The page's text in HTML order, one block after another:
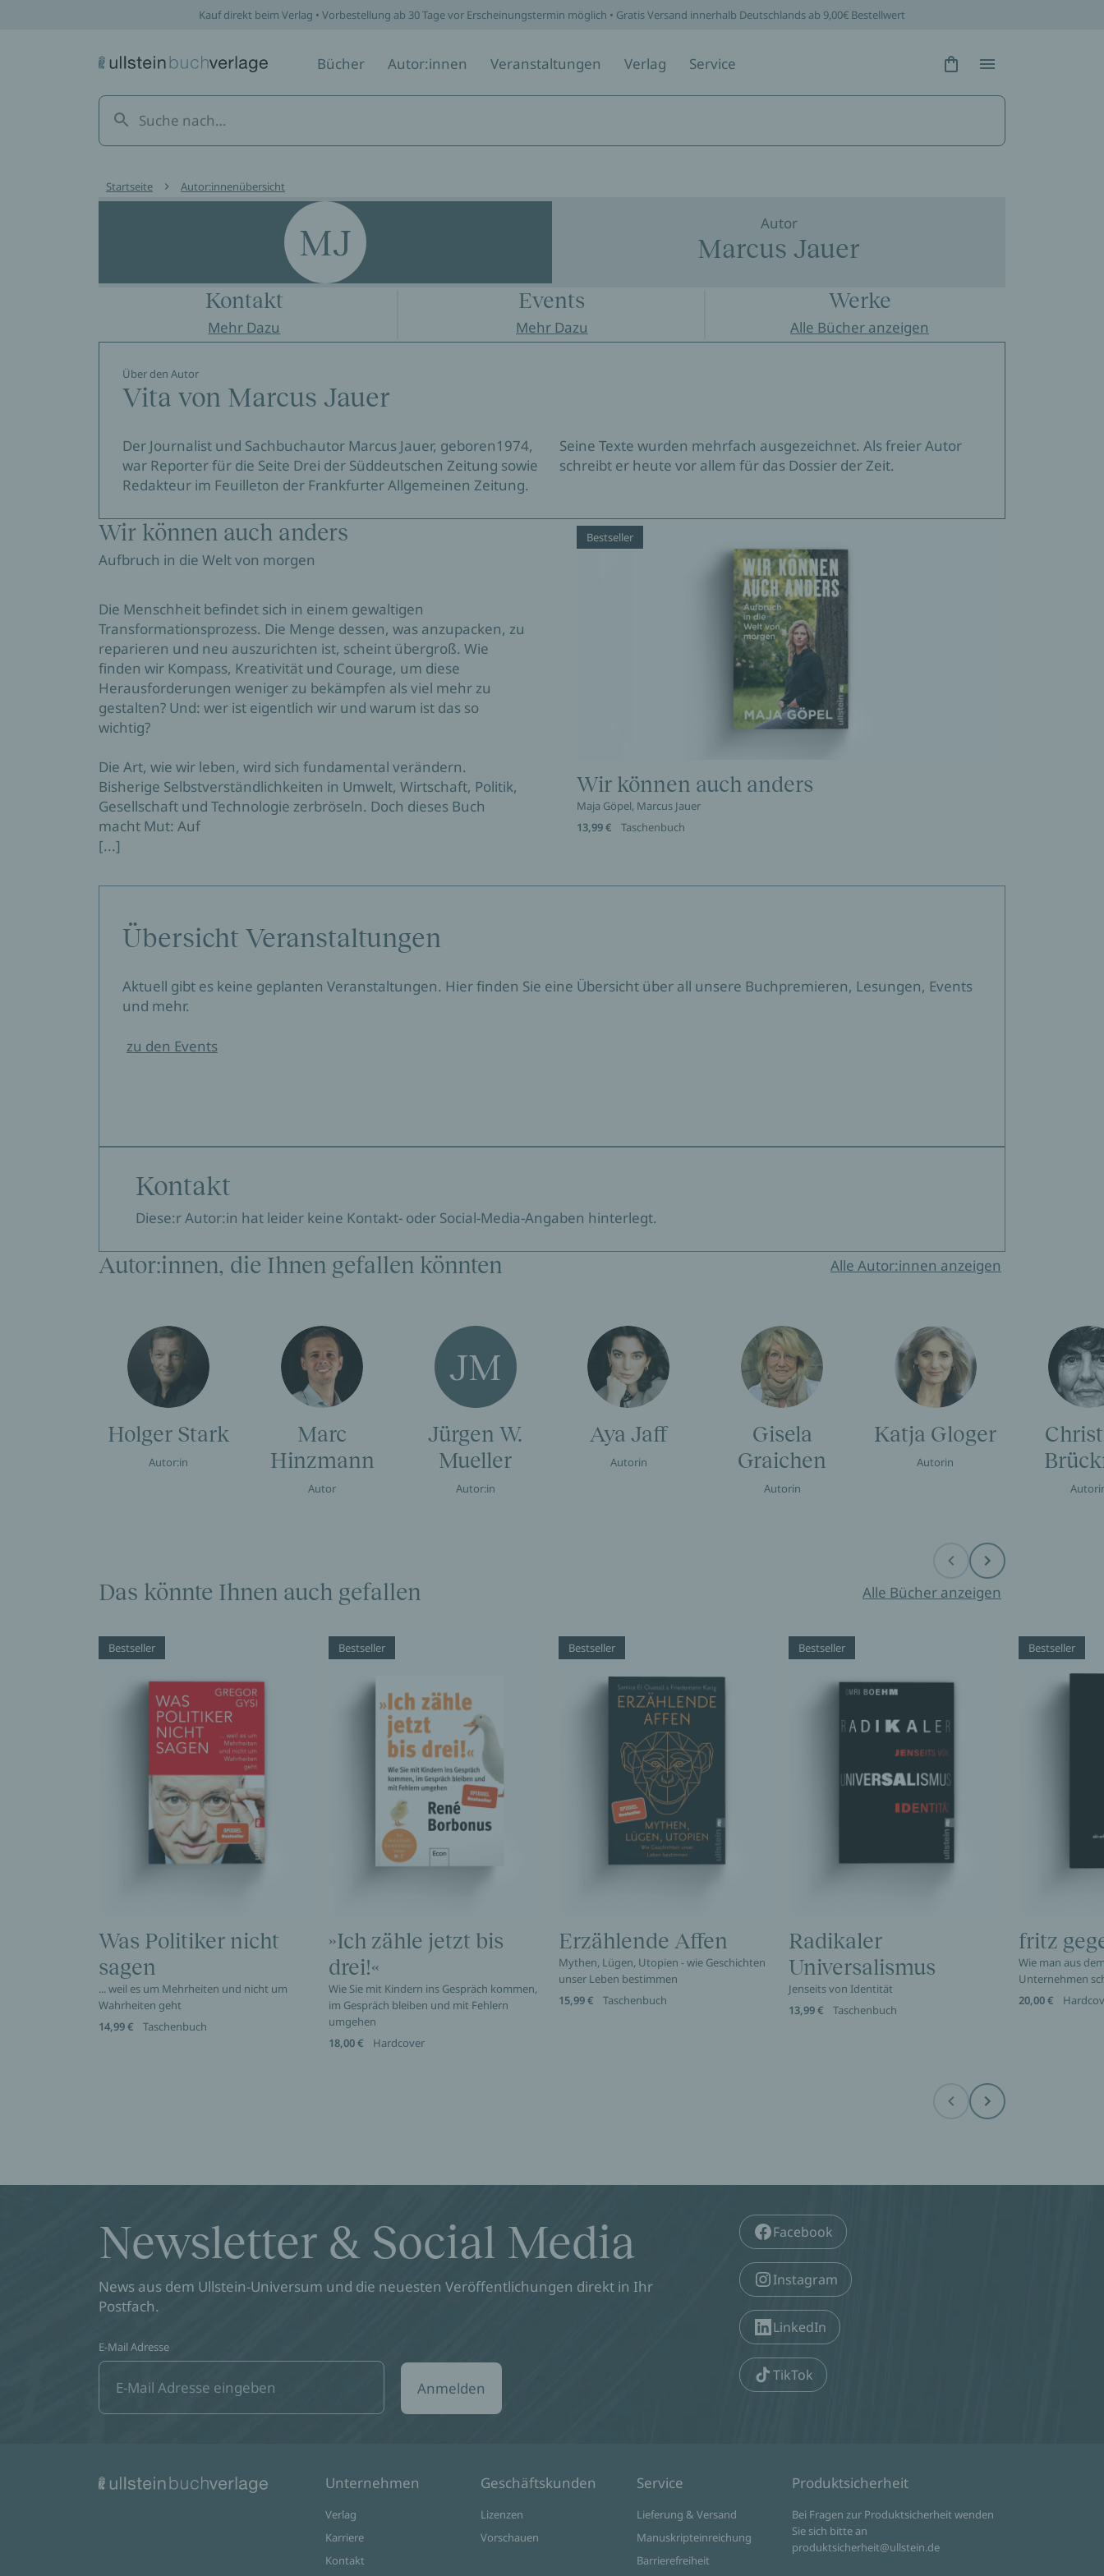
Kauf direkt beim Verlag • Vorbestellung ab 30 Tage vor Erscheinungstermin möglich • Gratis Versand innerhalb Deutschlands ab 9,00€ Bestellwert
Bücher Autor:innen Veranstaltungen Verlag Service Hidden Text
Hidden Text
Startseite Autor:innenübersicht
MJ Autor
Marcus Jauer
Kontakt
Mehr Dazu
Events
Mehr Dazu
Werke
Alle Bücher anzeigen
Über den Autor
Vita von Marcus Jauer
Der Journalist und Sachbuchautor Marcus Jauer, geboren1974,
war Reporter für die Seite Drei der Süddeutschen Zeitung sowie
Redakteur im Feuilleton der Frankfurter Allgemeinen Zeitung.
Seine Texte wurden mehrfach ausgezeichnet. Als freier Autor
schreibt er heute vor allem für das Dossier der Zeit.
Wir können auch anders
Aufbruch in die Welt von morgen
Die Menschheit befindet sich in einem gewaltigen
Transformationsprozess. Die Menge dessen, was anzupacken, zu
reparieren und neu auszurichten ist, scheint übergroß. Wie
finden wir Kompass, Kreativität und Courage, um diese
Herausforderungen weniger zu bekämpfen als viel mehr zu
gestalten? Und: wer ist eigentlich wir und warum ist das so
wichtig?
Die Art, wie wir leben, wird sich fundamental verändern.
Bisherige Selbstverständlichkeiten in Umwelt, Wirtschaft, Politik,
Gesellschaft und Technologie zerbröseln. Doch dieses Buch
macht Mut: Auf
[...]
Bestseller
Wir können auch anders
Maja Göpel, Marcus Jauer
13,99 €
Taschenbuch
Übersicht Veranstaltungen
Aktuell gibt es keine geplanten Veranstaltungen. Hier finden Sie eine Übersicht über all unsere Buchpremieren, Lesungen, Events
und mehr.
zu den Events
Kontakt
Diese:r Autor:in hat leider keine Kontakt- oder Social-Media-Angaben hinterlegt.
Autor:innen, die Ihnen gefallen könnten Alle Autor:innen anzeigen
Holger Stark
Autor:in
Marc
Hinzmann
Autor
JM
Jürgen W.
Mueller
Autor:in
Aya Jaff
Autorin
Gisela
Graichen
Autorin
Katja Gloger
Autorin
Before Next
Das könnte Ihnen auch gefallen Alle Bücher anzeigen
Bestseller
Was Politiker nicht
sagen
... weil es um Mehrheiten und nicht um
Wahrheiten geht
14,99 €
Taschenbuch
Bestseller
»Ich zähle jetzt bis
drei!«
Wie Sie mit Kindern ins Gespräch kommen,
im Gespräch bleiben und mit Fehlern
umgehen
18,00 €
Hardcover
Bestseller
Erzählende Affen
Mythen, Lügen, Utopien - wie Geschichten
unser Leben bestimmen
15,99 €
Taschenbuch
Bestseller
Radikaler
Universalismus
Jenseits von Identität
13,99 €
Taschenbuch
Bestseller
fritz
Wie man aus
Unternehmen
20,00 €
Before Next
Newsletter & Social Media
News aus dem Ullstein-Universum und die neuesten Veröffentlichungen direkt in Ihr
Postfach.
E-Mail Adresse
Anmelden
Facebook
Instagram
LinkedIn
TikTok
Unternehmen
Verlag
Karriere
Kontakt
Geschäftskunden
Lizenzen
Vorschauen
Service
Lieferung & Versand
Manuskripteinreichung
Barrierefreiheit
Produktsicherheit
Bei Fragen zur Produktsicherheit wenden
Sie sich bitte an
produktsicherheit@ullstein.de